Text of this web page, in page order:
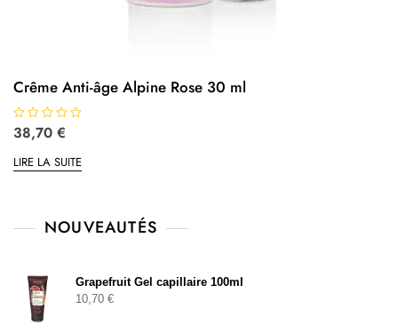
Crême Anti-âge Alpine Rose 30 ml
N
o
e
0
38,70 €
LIRE LA SUITE
NOUVEAUTÉS
Grapefruit Gel capillaire 100ml
10,70 €